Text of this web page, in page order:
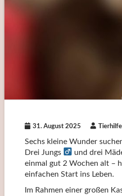
31. August 2025 Tierhilfe
Sechs kleine Wunder
Drei Jungs
und drei
einmal gut 2 Wochen alt –
einfachen Start ins Leben.
Im Rahmen einer großen